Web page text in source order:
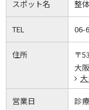
スポット名 整
TEL 06-
住所
〒
大
営業日 診